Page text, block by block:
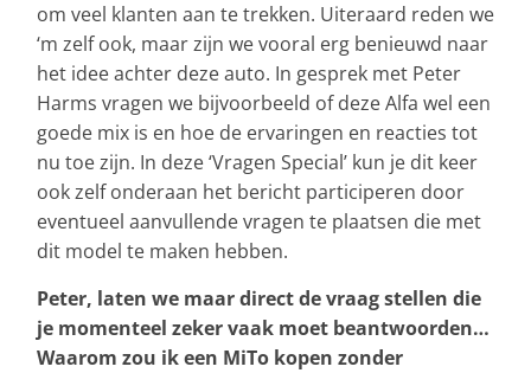
om veel klanten aan te trekken. Uiteraard reden we
‘m zelf ook, maar zijn we vooral erg benieuwd naar
het idee achter deze auto. In gesprek met Peter
Harms vragen we bijvoorbeeld of deze Alfa wel een
goede mix is en hoe de ervaringen en reacties tot
nu toe zijn. In deze ‘Vragen Special’ kun je dit keer
ook zelf onderaan het bericht participeren door
eventueel aanvullende vragen te plaatsen die met
dit model te maken hebben.
Peter, laten we maar direct de vraag stellen die
je momenteel zeker vaak moet beantwoorden…
Waarom zou ik een MiTo kopen zonder